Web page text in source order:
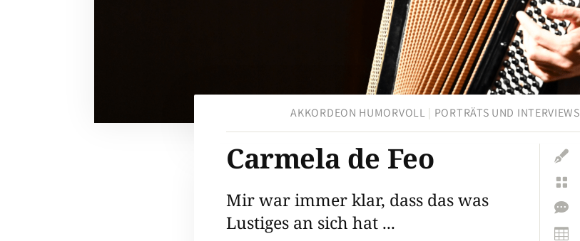
AKKORDEON HUMORVOLL | PORTRÄTS UND INTERVIEWS
Carmela de Feo
Mir war immer klar, dass das was
Lustiges an sich hat ...



